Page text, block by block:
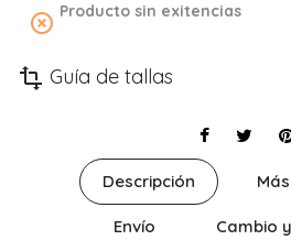
highlight_off Producto sin exitencias
transform Guía de tallas
Descripción
Envío Cambio